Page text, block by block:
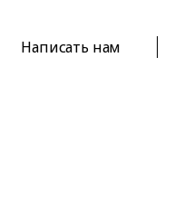
Написать нам